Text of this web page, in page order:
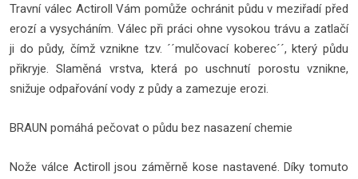
Travní válec Actiroll Vám pomůže ochránit půdu v meziřadí před
erozí a vysycháním. Válec při práci ohne vysokou trávu a zatlačí
ji do půdy, čímž vznikne tzv. ´´mulčovací koberec´´, který půdu
přikryje. Slaměná vrstva, která po uschnutí porostu vznikne,
snižuje odpařování vody z půdy a zamezuje erozi.
BRAUN pomáhá pečovat o půdu bez nasazení chemie
Nože válce Actiroll jsou záměrně kose nastavené. Díky tomuto